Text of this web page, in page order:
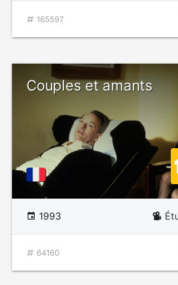
165597
Couples et amants
1993
64160